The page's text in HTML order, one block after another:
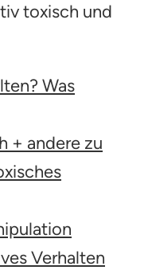
toxisch und
Was
+ andere zu
Verhalten